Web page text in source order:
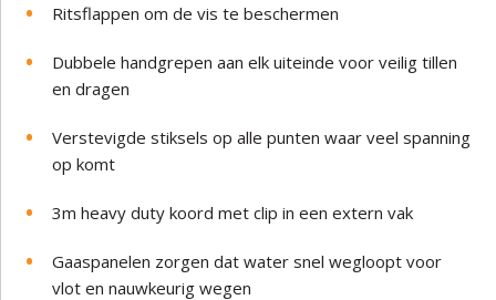
Ritsflappen om de vis te beschermen
Dubbele handgrepen aan elk uiteinde voor veilig tillen
en dragen
Verstevigde stiksels op alle punten waar veel spanning
op komt
3m heavy duty koord met clip in een extern vak
Gaaspanelen zorgen dat water snel wegloopt voor
vlot en nauwkeurig wegen